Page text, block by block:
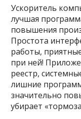
Ускоритель
лучшая
повышения
Простота
работы,
при ней!
реестр,
лишние
значительно
убирает